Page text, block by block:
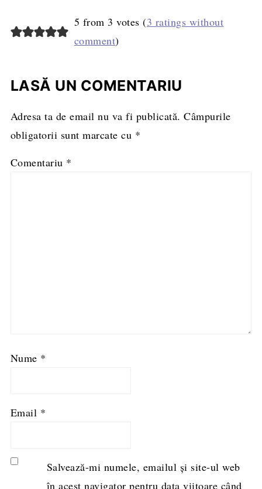
5 from 3 votes (3 ratings without
comment)
LASĂ UN COMENTARIU
Adresa ta de email nu va fi publicată. Câmpurile
obligatorii sunt marcate cu *
Comentariu *
Nume *
Email *
Salvează-mi numele, emailul și site-ul web
în acest navigator pentru data viitoare când